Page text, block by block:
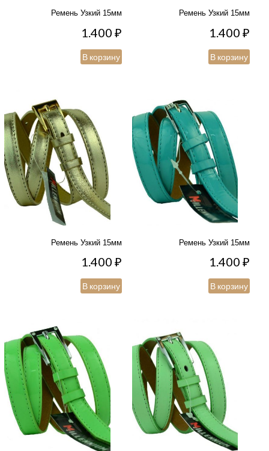
Ремень Узкий 15мм
1.400₽
В корзину
Ремень Узкий 15мм
1.400₽
В корзину
Ремень Узкий 15мм
1.400₽
В корзину
Ремень Узкий 15мм
1.400₽
В корзину